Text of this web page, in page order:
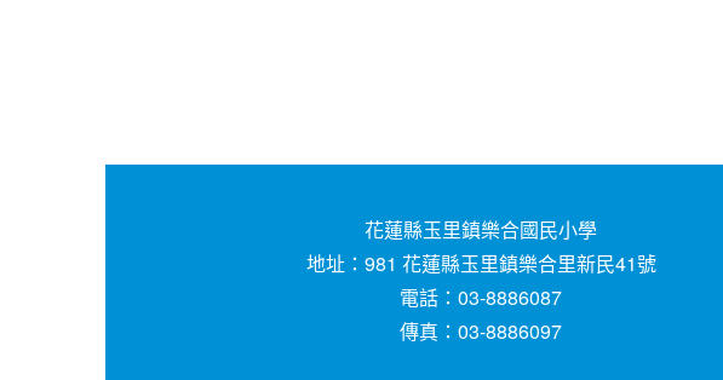
花蓮縣玉里鎮樂合國民小學
地址：981 花蓮縣玉里鎮樂合里新民41號
電話：03-8886087
傳真：03-8886097